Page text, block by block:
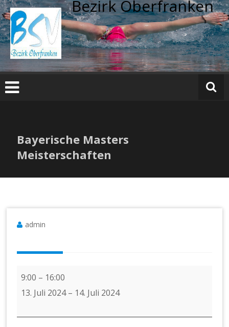
Zum
Inhalt
springen
Bezirk Oberfranken
Bayerische Masters
Meisterschaften
admin
Bayerische
Masters
9:00 – 16:00
13. Juli 2024 – 14. Juli 2024